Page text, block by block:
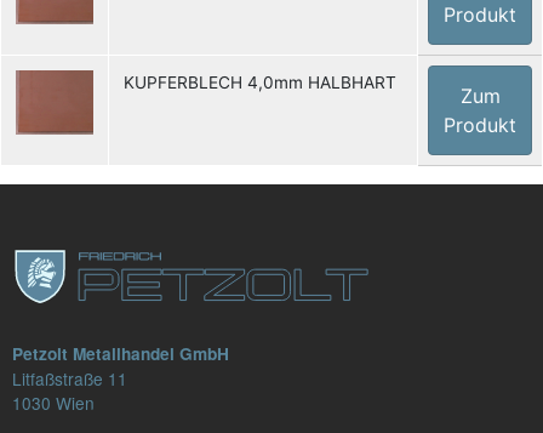
Produkt
KUPFERBLECH 4,0mm HALBHART
Zum
Produkt
Petzolt Metallhandel GmbH
Litfaßstraße 11
1030 Wien